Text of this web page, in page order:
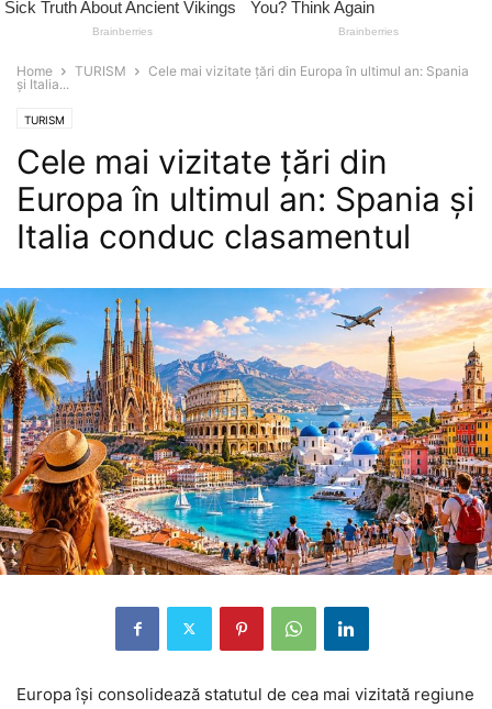
Home TURISM
Cele mai vizitate țări din Europa în ultimul an: Spania
și Italia...
TURISM
Cele mai vizitate țări din
Europa în ultimul an: Spania și
Italia conduc clasamentul
Europa își consolidează statutul de cea mai vizitată regiune